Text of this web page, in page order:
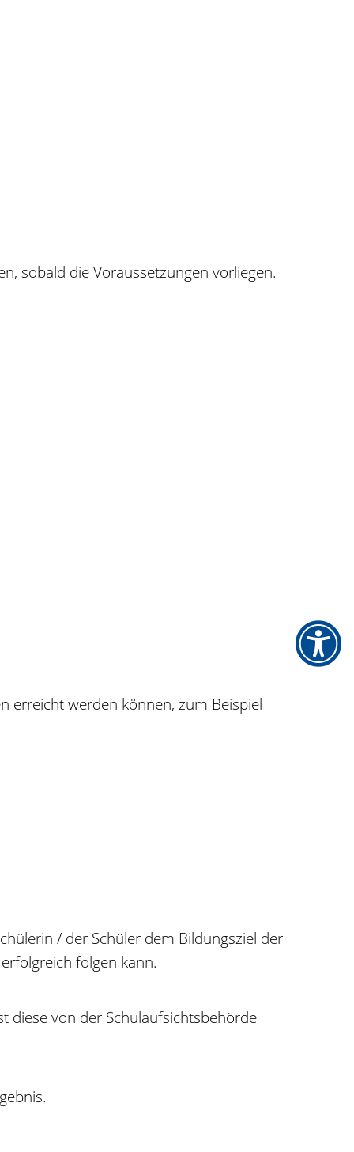
sobald die Voraussetzungen vorliegen.
erreicht werden können, zum Beispiel
/ der Schüler dem Bildungsziel der
folgen kann.
diese von der Schulaufsichtsbehörde